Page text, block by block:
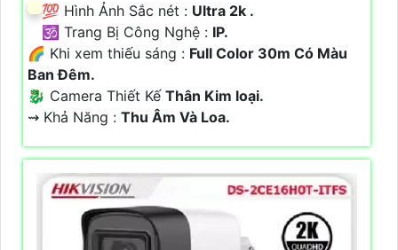
💯 Hình Ảnh Sắc nét : Ultra 2k .
🕉️ Trang Bị Công Nghệ : IP.
🌈 Khi xem thiếu sáng : Full Color 30m Có Màu
Ban Ðêm.
🐉️ Camera Thiết Kế Thân Kim loại.
️⇝ Khả Năng : Thu Âm Và Loa.